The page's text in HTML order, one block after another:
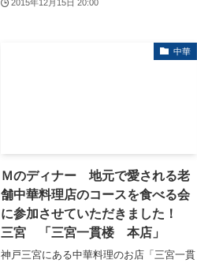
2015年12月15日 20:00
中華
Ｍのディナー 地元で愛される老
舗中華料理店のコースを食べる会
に参加させていただきました！
三宮 「三宮一貫楼 本店」
神戸三宮にある中華料理のお店「三宮一貫